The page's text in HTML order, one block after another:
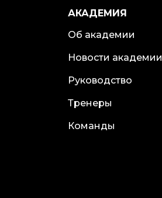
АКАДЕМИЯ
Об академии
Новости академии
Руководство
Тренеры
Команды